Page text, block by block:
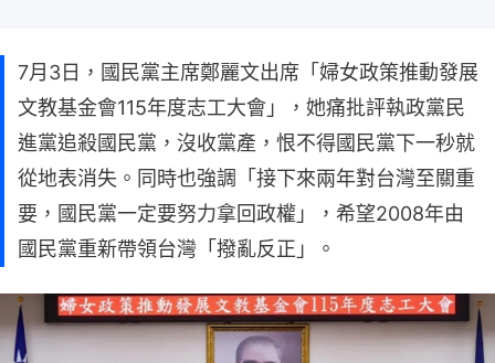
7月3日，國民黨主席鄭麗文出席「婦女政策推動發展
文教基金會115年度志工大會」，她痛批評執政黨民
進黨追殺國民黨，沒收黨產，恨不得國民黨下一秒就
從地表消失。同時也強調「接下來兩年對台灣至關重
要，國民黨一定要努力拿回政權」，希望2008年由
國民黨重新帶領台灣「撥亂反正」。